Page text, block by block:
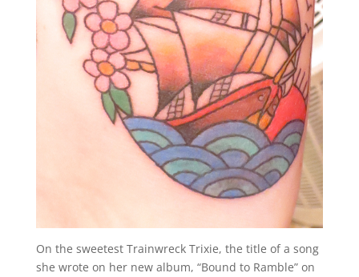
On the sweetest Trainwreck Trixie, the title of a song
she wrote on her new album, “Bound to Ramble” on